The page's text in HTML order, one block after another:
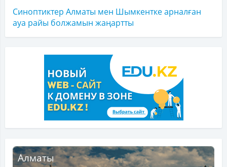
Синоптиктер Алматы мен Шымкентке арналған
ауа райы болжамын жаңартты
Алматы